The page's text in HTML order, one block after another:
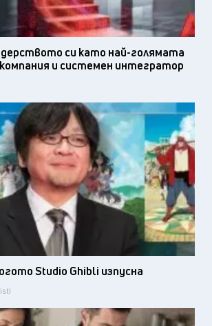
си като най-голямата
и системен интегратор
Studio Ghibli изпусна